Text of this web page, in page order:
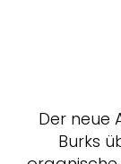
Der neue
Burks